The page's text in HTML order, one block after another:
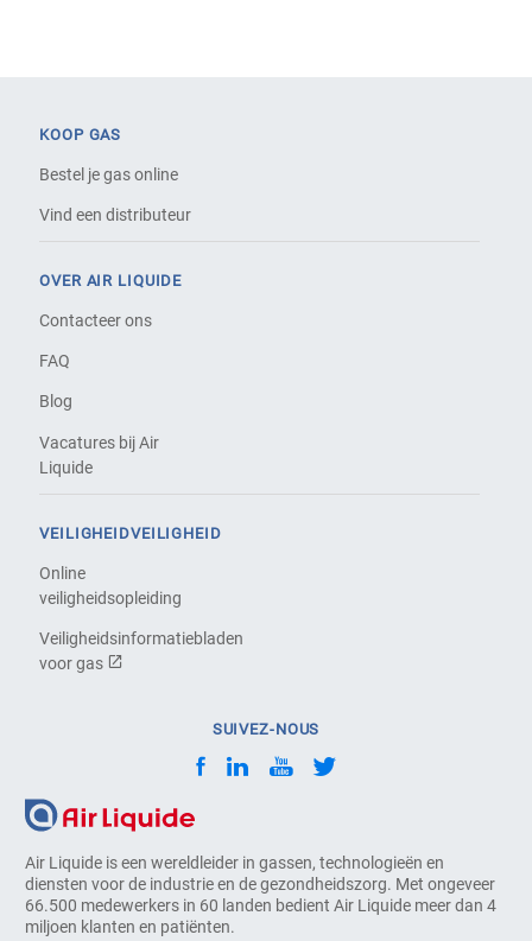
Air Liquide is een wereldleider in gassen, technologieën en
diensten voor de industrie en de gezondheidszorg. Met ongeveer
66.500 medewerkers in 60 landen bedient Air Liquide meer dan 4
miljoen klanten en patiënten.
KOOP GAS
Bestel je gas online
Vind een distributeur
OVER AIR LIQUIDE
Contacteer ons
FAQ
Blog
Vacatures bij Air
Liquide
VEILIGHEIDVEILIGHEID
Online
veiligheidsopleiding
Veiligheidsinformatiebladen
voor gas
SUIVEZ-NOUS